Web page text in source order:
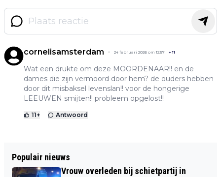
cornelisamsterdam 24 februari 2026 om 12:57 +11
Wat een drukte om deze MOORDENAAR!! en de
dames die zijn vermoord door hem? de ouders hebben
door dit misbaksel levenslan!! voor de hongerige
LEEUWEN smijten!! probleem opgelost!!
11+ Antwoord
Populair nieuws
Vrouw overleden bij schietpartij in